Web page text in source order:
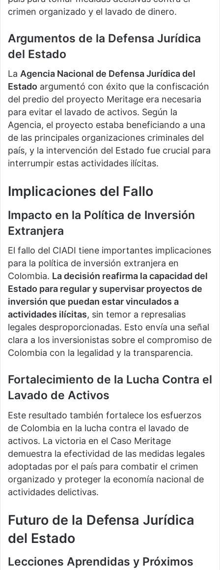
crimen organizado y el lavado de dinero.
Argumentos de la Defensa Jurídica
del Estado
La Agencia Nacional de Defensa Jurídica del
Estado argumentó con éxito que la confiscación
del predio del proyecto Meritage era necesaria
para evitar el lavado de activos. Según la
Agencia, el proyecto estaba beneficiando a una
de las principales organizaciones criminales del
país, y la intervención del Estado fue crucial para
interrumpir estas actividades ilícitas.
Implicaciones del Fallo
Impacto en la Política de Inversión
Extranjera
El fallo del CIADI tiene importantes implicaciones
para la política de inversión extranjera en
Colombia. La decisión reafirma la capacidad del
Estado para regular y supervisar proyectos de
inversión que puedan estar vinculados a
actividades ilícitas, sin temor a represalias
legales desproporcionadas. Esto envía una señal
clara a los inversionistas sobre el compromiso de
Colombia con la legalidad y la transparencia.
Fortalecimiento de la Lucha Contra el
Lavado de Activos
Este resultado también fortalece los esfuerzos
de Colombia en la lucha contra el lavado de
activos. La victoria en el Caso Meritage
demuestra la efectividad de las medidas legales
adoptadas por el país para combatir el crimen
organizado y proteger la economía nacional de
actividades delictivas.
Futuro de la Defensa Jurídica
del Estado
Lecciones Aprendidas y Próximos